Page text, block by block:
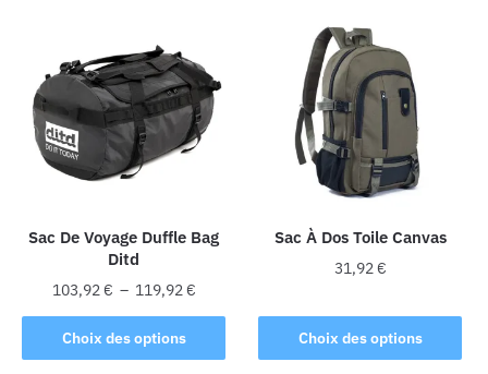
Sac De Voyage Duffle Bag
Ditd
103,92€ – 119,92€Plage
de
103,92 €
Choix des options
Ce
produit
Sac À Dos Toile Canvas
31,92€
Choix des options
produit
a